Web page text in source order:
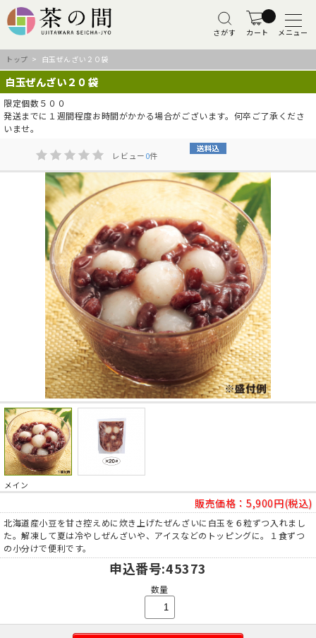
さがす カート メニュー
トップ > 白玉ぜんざい２０袋
白玉ぜんざい２０袋
限定個数５００
発送までに１週間程度お時間がかかる場合がございます。何卒ご了承くださ
いませ。
レビュー0件
メイン
販売価格： 5,900円(税込)
北海道産小豆を甘さ控えめに炊き上げたぜんざいに白玉を６粒ずつ入れまし
た。解凍して夏は冷やしぜんざいや、アイスなどのトッピングに。１食ずつ
の小分けで便利です。
申込番号:45373
数量